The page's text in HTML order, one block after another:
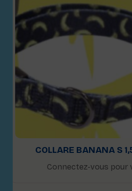
COLLARE BANANA S
Connectez-vous pour